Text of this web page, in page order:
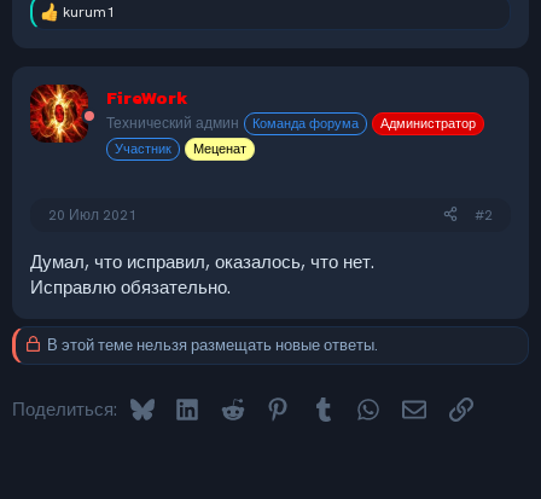
Р
ц
и
и
kurum1
FireWork
Технический админ Команда форума
Администратор
Участник
Меценат
20 Июл 2021 #2
Думал, что исправил, оказалось, что нет.
Исправлю обязательно.
В этой теме нельзя размещать новые ответы.
Поделиться: Bluesky LinkedInReddit PinterestTumblr WhatsApp
Электронная
Ссылка